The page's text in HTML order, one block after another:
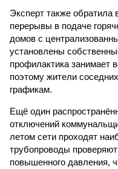
Эксперт также
перерывы в подаче
домов с
установлены
профилактика занимает
поэтому жители
графикам.
Ещё один
отключений
летом сети проходят
трубопроводы
повышенного давления,